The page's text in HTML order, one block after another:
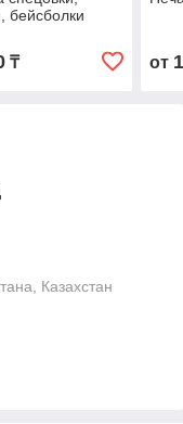
бейсболки
₸ от
Казахстан